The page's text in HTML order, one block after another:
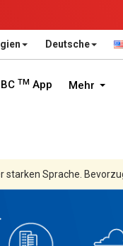
Deutsche
TM App Mehr
starken Sprache.